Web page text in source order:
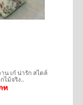
เก๋ น่ารัก สไตล์
ไม้จริง..
ท